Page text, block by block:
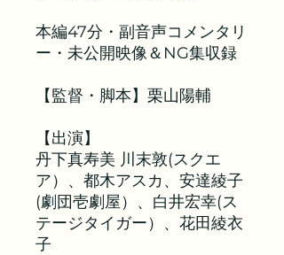
本編47分・副音声コメンタリ
ー・未公開映像＆NG集収録
【監督・脚本】栗山陽輔
【出演】
丹下真寿美 川末敦(スクエ
ア）、都木アスカ、安達綾子
(劇団壱劇屋）、白井宏幸(ス
テージタイガー）、花田綾衣
子